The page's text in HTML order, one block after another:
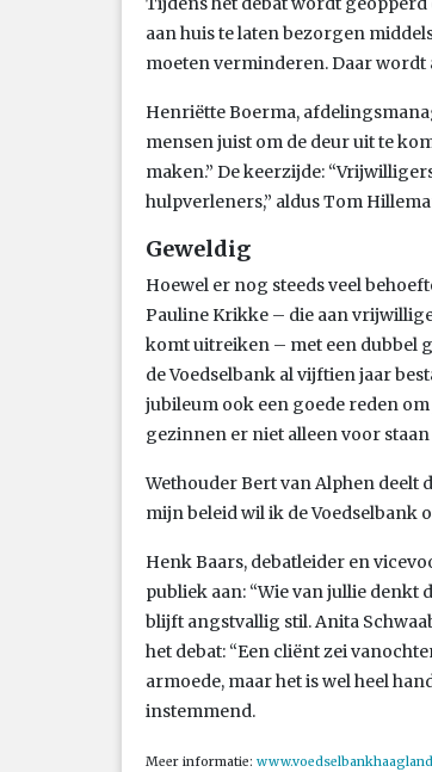
aan huis te laten bezorgen
moeten verminderen. Daar
Henriëtte Boerma,
mensen juist om de deur uit te
maken.” De keerzijde:
hulpverleners,” aldus Tom
Geweldig
Hoewel er nog steeds veel
Pauline Krikke – die aan
komt uitreiken – met een dubbel
de Voedselbank al vijftien jaar
jubileum ook een goede reden
gezinnen er niet alleen voor
Wethouder Bert van Alphen deelt
mijn beleid wil ik de Voedselbank
Henk Baars, debatleider en
publiek aan: “Wie van jullie denkt
blijft angstvallig stil. Anita
het debat: “Een cliënt zei
armoede, maar het is wel heel
instemmend.
Meer informatie: